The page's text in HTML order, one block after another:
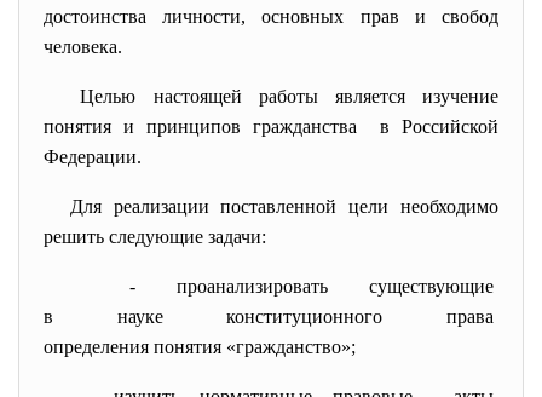
достоинства личности, основных прав и свобод
человека.
Целью настоящей работы является изучение
понятия и принципов гражданства в Российской
Федерации.
Для реализации поставленной цели необходимо
решить следующие задачи:
- проанализировать существующие
в науке конституционного права
определения понятия «гражданство»;